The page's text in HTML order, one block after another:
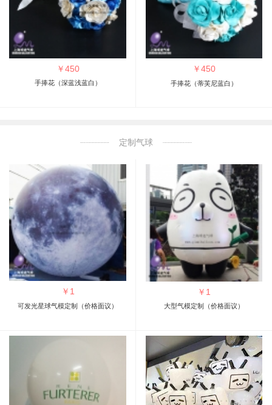
￥450
手捧花（深蓝浅蓝白）
￥450
手捧花（蒂芙尼蓝白）
定制气球
￥ 1
可发光星球气模定制（价格面议）
￥ 1
大型气模定制（价格面议）